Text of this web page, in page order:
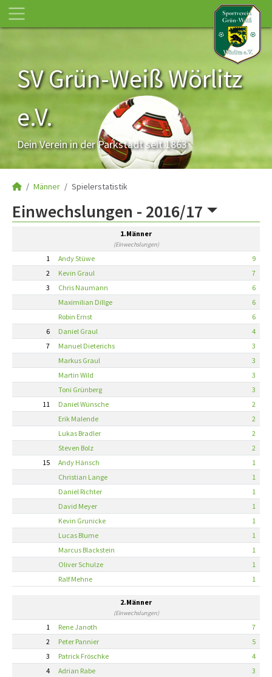
SV Grün-Weiß Wörlitz
e.V.
Dein Verein in der Parkstadt seit 1863
Männer Spielerstatistik
Einwechslungen - 2016/17
1.Männer
(Einwechslungen)
1 Andy Stüwe
9
2
Kevin Graul
7
3
Chris Naumann
6
Maximilian Dillge
6
Robin Ernst
6
6
Daniel Graul
4
7
Manuel Dieterichs
3
Markus Graul
3
Martin Wild
3
Toni Grünberg
3
11
Daniel Wünsche
2
Erik Malende
2
Lukas Bradler
2
Steven Bolz
2
15
Andy Hänsch
1
Christian Lange
1
Daniel Richter
1
David Meyer
1
Kevin Grunicke
1
Lucas Blume
1
Marcus Blackstein
1
Oliver Schulze
1
Ralf Mehne
1
2.Männer
(Einwechslungen)
1 Rene Janoth
7
2
Peter Pannier
5
3
Patrick Fröschke
4
4
Adrian Rabe
3